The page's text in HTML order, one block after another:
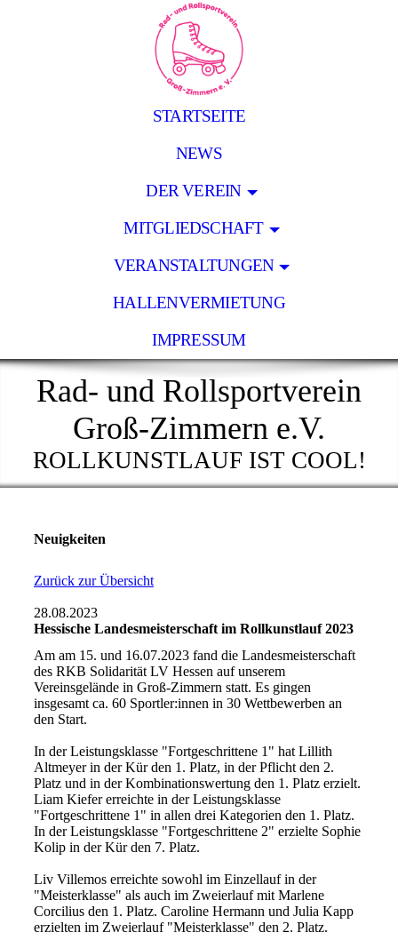
STARTSEITE
NEWS
DER VEREIN
MITGLIEDSCHAFT
VERANSTALTUNGEN
HALLENVERMIETUNG
IMPRESSUM
Rad- und Rollsportverein
Groß-Zimmern e.V.
ROLLKUNSTLAUF IST COOL!
Neuigkeiten
Zurück zur Übersicht
28.08.2023
Hessische Landesmeisterschaft im Rollkunstlauf 2023
Am am 15. und 16.07.2023 fand die Landesmeisterschaft
des RKB Solidarität LV Hessen auf unserem
Vereinsgelände in Groß-Zimmern statt. Es gingen
insgesamt ca. 60 Sportler:innen in 30 Wettbewerben an
den Start.
In der Leistungsklasse "Fortgeschrittene 1" hat Lillith
Altmeyer in der Kür den 1. Platz, in der Pflicht den 2.
Platz und in der Kombinationswertung den 1. Platz erzielt.
Liam Kiefer erreichte in der Leistungsklasse
"Fortgeschrittene 1" in allen drei Kategorien den 1. Platz.
In der Leistungsklasse "Fortgeschrittene 2" erzielte Sophie
Kolip in der Kür den 7. Platz.
Liv Villemos erreichte sowohl im Einzellauf in der
"Meisterklasse" als auch im Zweierlauf mit Marlene
Corcilius den 1. Platz. Caroline Hermann und Julia Kapp
erzielten im Zweierlauf "Meisterklasse" den 2. Platz.